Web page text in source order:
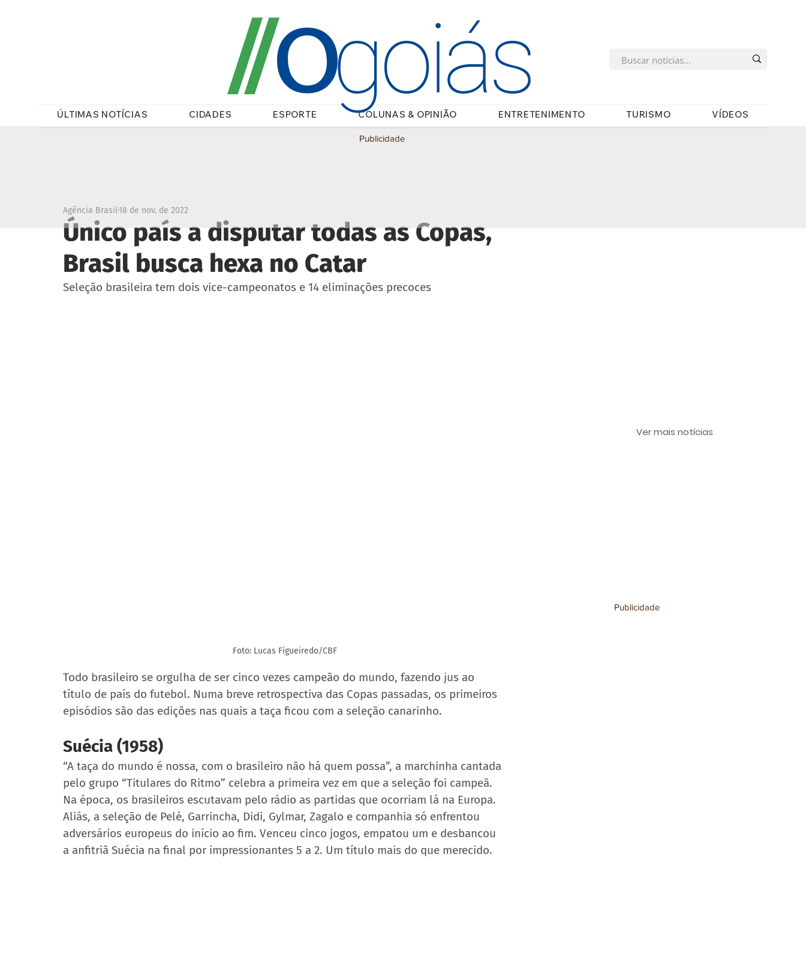
ÚLTIMAS NOTÍCIAS CIDADES ESPORTE COLUNAS & OPINIÃO ENTRETENIMENTO TURISMO VÍDEOS
//Ogoiás
Único país a disputar todas as Copas,
Brasil busca hexa no Catar
Agência Brasil18 de nov. de 2022
Seleção brasileira tem dois vice-campeonatos e 14 eliminações precoces
Foto: Lucas Figueiredo/CBF
Todo brasileiro se orgulha de ser cinco vezes campeão do mundo, fazendo jus ao
título de país do futebol. Numa breve retrospectiva das Copas passadas, os primeiros
episódios são das edições nas quais a taça ficou com a seleção canarinho.
Suécia (1958)
“A taça do mundo é nossa, com o brasileiro não há quem possa”, a marchinha cantada
pelo grupo “Titulares do Ritmo” celebra a primeira vez em que a seleção foi campeã.
Na época, os brasileiros escutavam pelo rádio as partidas que ocorriam lá na Europa.
Aliás, a seleção de Pelé, Garrincha, Didi, Gylmar, Zagalo e companhia só enfrentou
adversários europeus do início ao fim. Venceu cinco jogos, empatou um e desbancou
a anfitriã Suécia na final por impressionantes 5 a 2. Um título mais do que merecido.
Publicidade
Publicidade
Ver mais notícias